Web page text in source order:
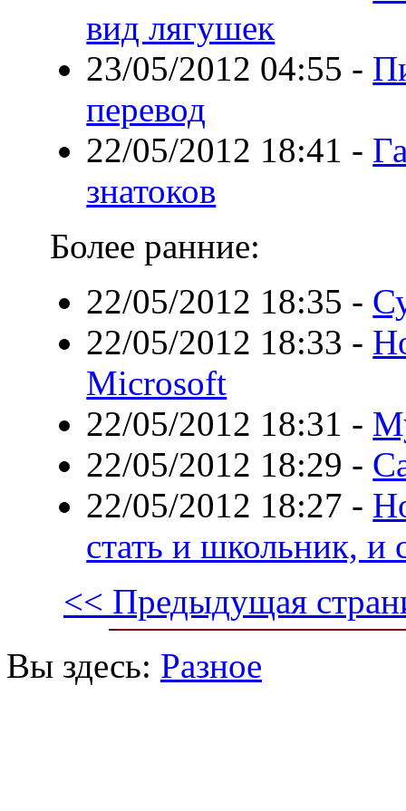
вид лягушек
23/05/2012 04:55 -
перевод
22/05/2012 18:41 -
знатоков
Более ранние:
22/05/2012 18:35 -
22/05/2012 18:33 -
Microsoft
22/05/2012 18:31 -
22/05/2012 18:29 -
22/05/2012 18:27 -
стать и школьник, и
<< Предыдущая
Вы здесь: Разное